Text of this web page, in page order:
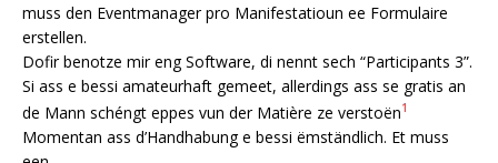
muss den Eventmanager pro Manifestatioun ee Formulaire
erstellen.
Dofir benotze mir eng Software, di nennt sech “Participants 3”.
Si ass e bessi amateurhaft gemeet, allerdings ass se gratis an
de Mann schéngt eppes vun der Matière ze verstoën1
Momentan ass d’Handhabung e bessi ëmständlich. Et muss